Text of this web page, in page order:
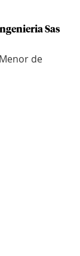
Sas
Menor de